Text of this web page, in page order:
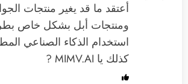
أعتقد ما قد يغير منتجات
ومنتجات أبل بشكل خاص
استخدام الذكاء الصناعي
كذلك يا MIMV.AI ?